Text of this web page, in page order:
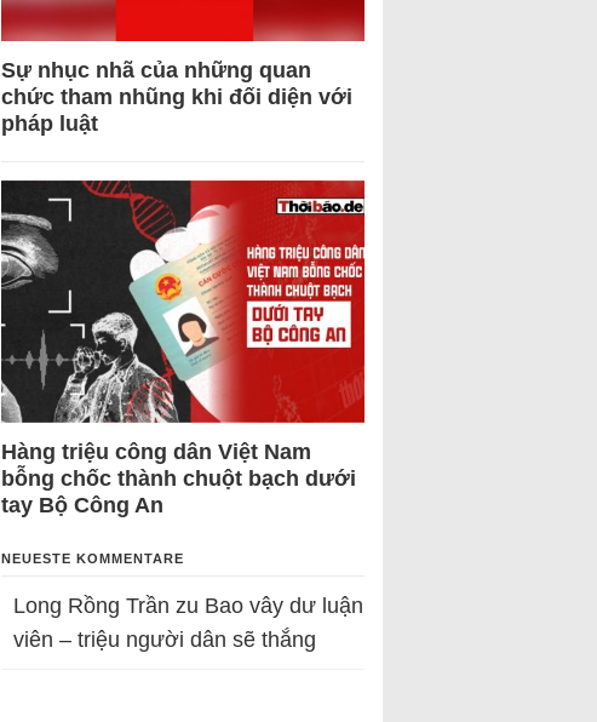
Sự nhục nhã của những quan
chức tham nhũng khi đối diện với
pháp luật
Hàng triệu công dân Việt Nam
bỗng chốc thành chuột bạch dưới
tay Bộ Công An
NEUESTE KOMMENTARE
Long Rồng Trần zu Bao vây dư luận
viên – triệu người dân sẽ thắng